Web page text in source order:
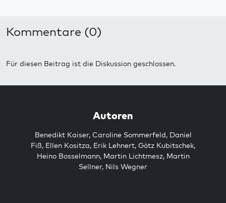
Kommentare (0)
Für diesen Beitrag ist die Diskussion geschlossen.
Autoren
Benedikt Kaiser, Caroline Sommerfeld, Daniel
Fiß, Ellen Kositza, Erik Lehnert, Götz Kubitschek,
Heino Bosselmann, Martin Lichtmesz, Martin
Sellner, Nils Wegner